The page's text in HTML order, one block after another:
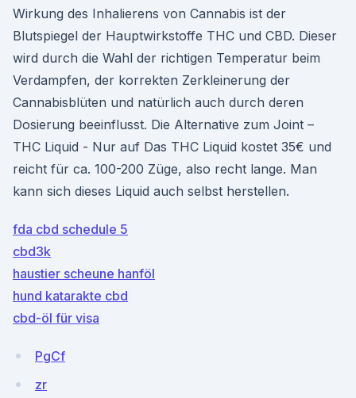
Wirkung des Inhalierens von Cannabis ist der
Blutspiegel der Hauptwirkstoffe THC und CBD. Dieser
wird durch die Wahl der richtigen Temperatur beim
Verdampfen, der korrekten Zerkleinerung der
Cannabisblüten und natürlich auch durch deren
Dosierung beeinflusst. Die Alternative zum Joint –
THC Liquid - Nur auf Das THC Liquid kostet 35€ und
reicht für ca. 100-200 Züge, also recht lange. Man
kann sich dieses Liquid auch selbst herstellen.
fda cbd schedule 5
cbd3k
haustier scheune hanföl
hund katarakte cbd
cbd-öl für visa
PgCf
zr